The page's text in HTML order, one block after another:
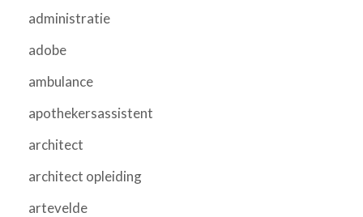
administratie
adobe
ambulance
apothekersassistent
architect
architect opleiding
artevelde